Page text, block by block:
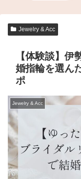
Jewelry & Acc
【体験談】伊
婚指輪を選ん
ポ
Jewelry & Acc